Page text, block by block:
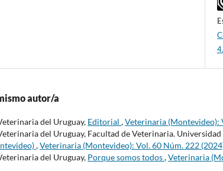
autor/a
del Uruguay, Editorial ,Veterinaria (Montevideo):
del Uruguay, Facultad de Veterinaria. Universidad
,Veterinaria (Montevideo): Vol. 60 Núm. 222
del Uruguay, Porque somos todos,Veterinaria